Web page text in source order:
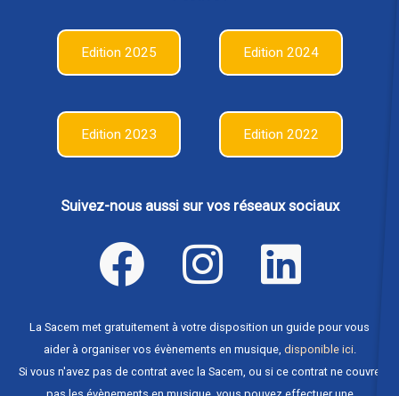
Edition 2025 Edition 2024
Edition 2023 Edition 2022
Suivez-nous aussi sur vos réseaux sociaux
La Sacem met gratuitement à votre disposition un guide pour vous
aider à organiser vos évènements en musique, disponible ici.
Si vous n'avez pas de contrat avec la Sacem, ou si ce contrat ne couvre